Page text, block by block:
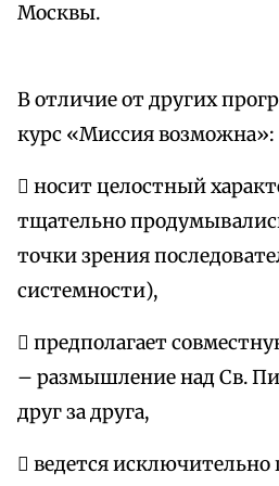
Москвы.
В отличие от других
курс «Миссия возможна»:
 носит целостный
тщательно
точки зрения
системности),
 предполагает
– размышление над Св.
друг за друга,
 ведется